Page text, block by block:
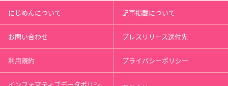
にじめんについて 記事掲載について
お問い合わせ プレスリリース送付先
利用規約 プライバシーポリシー